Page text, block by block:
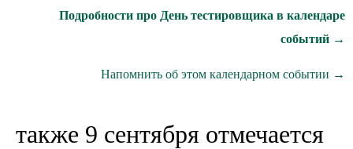
Подробности про День тестировщика в календаре
событий →
Напомнить об этом календарном событии →
также 9 сентября отмечается